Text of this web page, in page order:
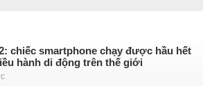
chiếc smartphone chạy được hầu hết
hành di động trên thế giới